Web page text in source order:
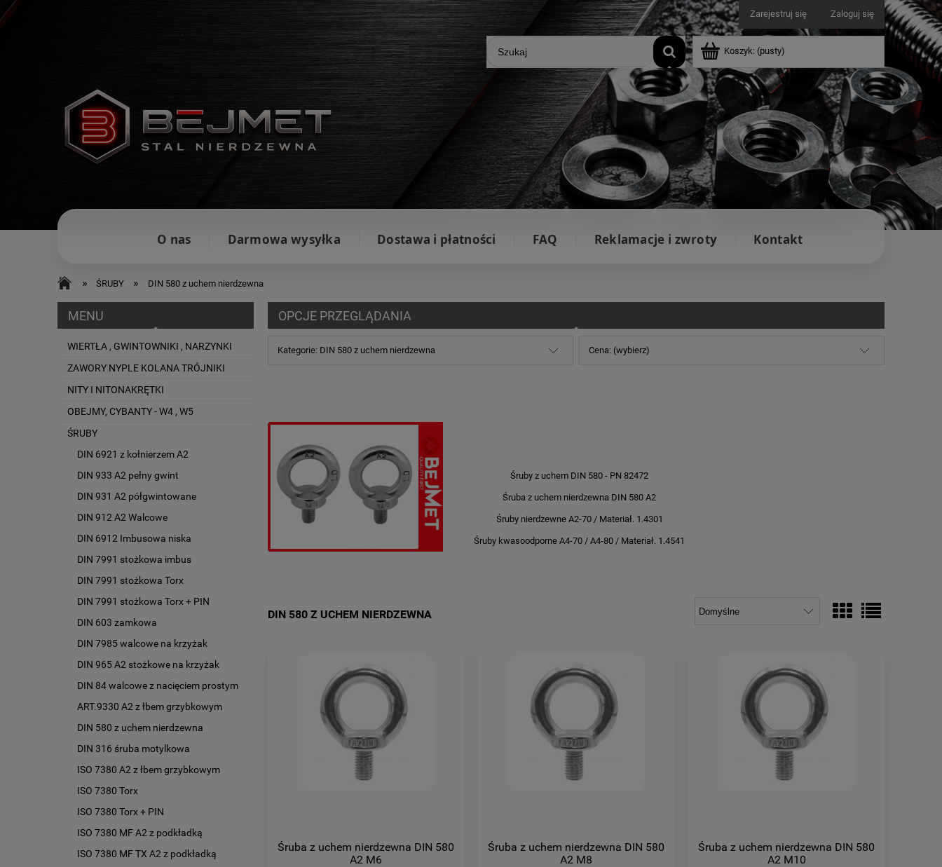
Zarejestruj się Zaloguj się
Koszyk: (pusty)
O nas Darmowa wysyłka Dostawa i płatności FAQ Reklamacje i zwroty Kontakt
» ŚRUBY » DIN 580 z uchem nierdzewna
MENU
WIERTŁA , GWINTOWNIKI , NARZYNKI
ZAWORY NYPLE KOLANA TRÓJNIKI
NITY I NITONAKRĘTKI
OBEJMY, CYBANTY - W4 , W5
ŚRUBY
DIN 6921 z kołnierzem A2
DIN 933 A2 pełny gwint
DIN 931 A2 półgwintowane
DIN 912 A2 Walcowe
DIN 6912 Imbusowa niska
DIN 7991 stożkowa imbus
DIN 7991 stożkowa Torx
DIN 7991 stożkowa Torx + PIN
DIN 603 zamkowa
DIN 7985 walcowe na krzyżak
DIN 965 A2 stożkowe na krzyżak
DIN 84 walcowe z nacięciem prostym
ART.9330 A2 z łbem grzybkowym
DIN 580 z uchem nierdzewna
DIN 316 śruba motylkowa
ISO 7380 A2 z łbem grzybkowym
ISO 7380 Torx
ISO 7380 Torx + PIN
ISO 7380 MF A2 z podkładką
ISO 7380 MF TX A2 z podkładką
OPCJE PRZEGLĄDANIA
Kategorie: DIN 580 z uchem nierdzewna Cena: (wybierz)
Śruby z uchem DIN 580 - PN 82472
Śruba z uchem nierdzewna DIN 580 A2
Śruby nierdzewne A2-70 / Materiał. 1.4301
Śruby kwasoodporne A4-70 / A4-80 / Materiał. 1.4541
DIN 580 Z UCHEM NIERDZEWNA
Śruba z uchem nierdzewna DIN 580
A2 M6
Śruba z uchem nierdzewna DIN 580
A2 M8
Śruba z uchem nierdzewna DIN 580
A2 M10